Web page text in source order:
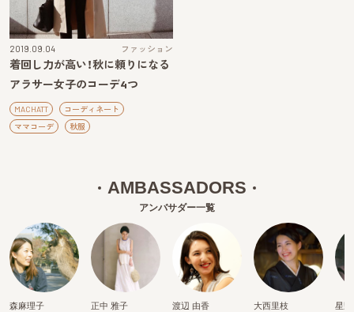
2019.09.04 ファッション
着回し力が高い！秋に頼りになる
アラサー女子のコーデ4つ
MACHATT
コーディネート
ママコーデ
秋服
AMBASSADORS
アンバサダー一覧
森麻理子 正中 雅子 渡辺 由香 大西里枝 星野